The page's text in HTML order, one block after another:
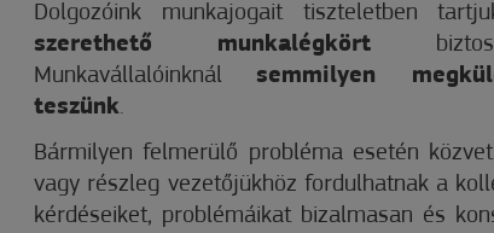
Dolgozóink munkajogait tiszteletben
szerethető munkalégkört
Munkavállalóinknál semmilyen
teszünk.
Bármilyen felmerülő probléma esetén
vagy részleg vezetőjükhöz fordulhatnak a
kérdéseiket, problémáikat bizalmasan és